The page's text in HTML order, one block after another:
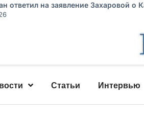
ответил на заявление Захаровой о
Статьи Интервью